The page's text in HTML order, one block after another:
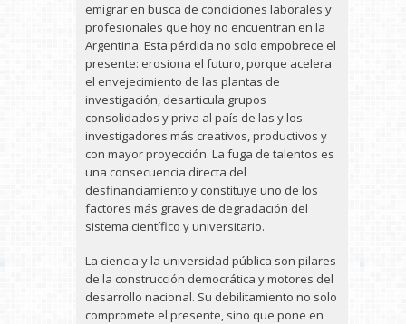
emigrar en busca de condiciones laborales y
profesionales que hoy no encuentran en la
Argentina. Esta pérdida no solo empobrece el
presente: erosiona el futuro, porque acelera
el envejecimiento de las plantas de
investigación, desarticula grupos
consolidados y priva al país de las y los
investigadores más creativos, productivos y
con mayor proyección. La fuga de talentos es
una consecuencia directa del
desfinanciamiento y constituye uno de los
factores más graves de degradación del
sistema científico y universitario.
La ciencia y la universidad pública son pilares
de la construcción democrática y motores del
desarrollo nacional. Su debilitamiento no solo
compromete el presente, sino que pone en